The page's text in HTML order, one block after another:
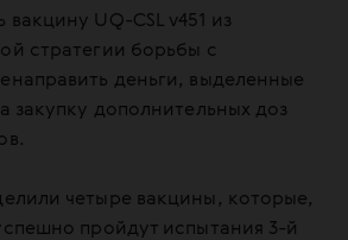
UQ-CSL v451 из
стратегии борьбы с
деньги, выделенные
закупку дополнительных доз
четыре вакцины, которые,
пройдут испытания 3-й